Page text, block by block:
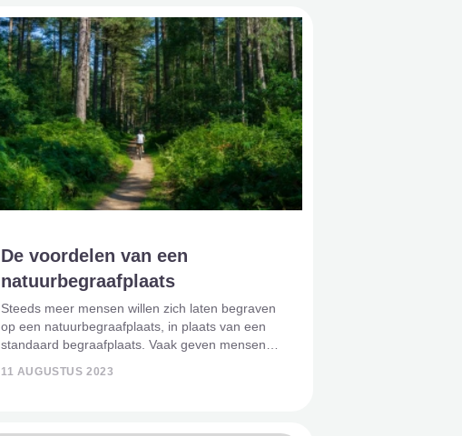
De voordelen van een
natuurbegraafplaats
Steeds meer mensen willen zich laten begraven
op een natuurbegraafplaats, in plaats van een
standaard begraafplaats. Vaak geven mensen
11 AUGUSTUS 2023